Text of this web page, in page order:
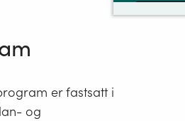
er fastsatt i
og